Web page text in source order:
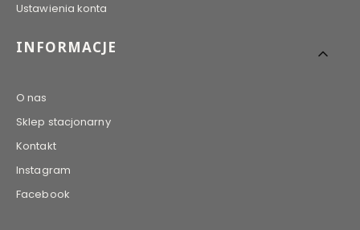
Ustawienia konta
INFORMACJE
O nas
Sklep stacjonarny
Kontakt
Instagram
Facebook